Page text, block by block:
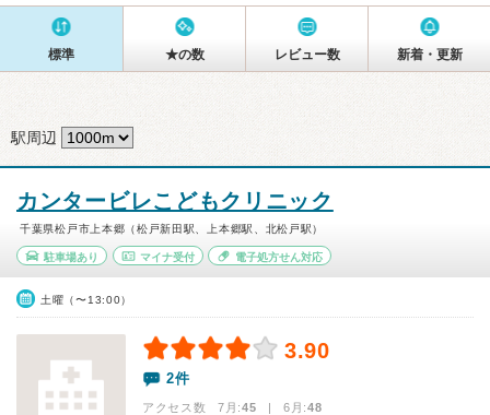
標準 ★の数 レビュー数 新着・更新
駅周辺
カンタービレこどもクリニック
千葉県松戸市上本郷（松戸新田駅、上本郷駅、北松戸駅）
駐車場あり マイナ受付 電子処方せん対応
土曜（〜13:00）
3.90
2件
アクセス数 7月:45 | 6月:48